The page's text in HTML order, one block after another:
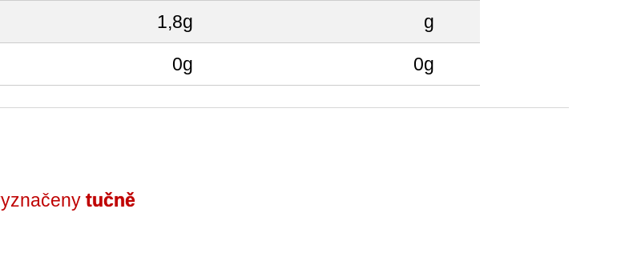
1,8g g
0g 0g
tučně